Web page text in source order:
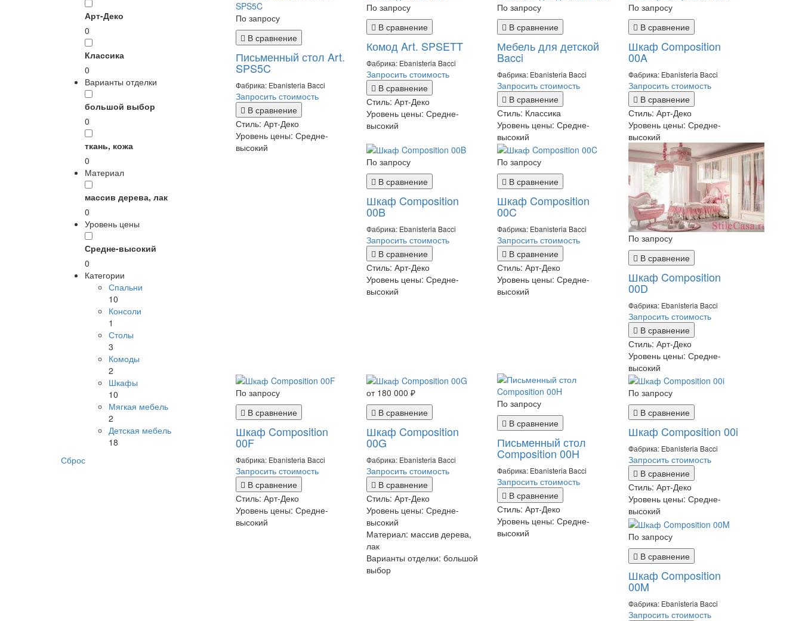
Арт-Деко
0
Классика
0
Варианты отделки
большой выбор
0
ткань, кожа
0
Материал
массив дерева, лак
0
Уровень цены
Средне-высокий
0
Категории
Спальни
10
Консоли
1
Столы
3
Комоды
2
Шкафы
10
Мягкая мебель
2
Детская мебель
18
Сброс
По запросу
В сравнение
Письменный стол Art.
SPS5C
Фабрика: Ebanisteria Bacci
Запросить стоимость
В сравнение
Стиль: Арт-Деко
Уровень цены: Средне-
высокий
По запросу
В сравнение
Комод Art. SPSETT
Фабрика: Ebanisteria Bacci
Запросить стоимость
В сравнение
Стиль: Арт-Деко
Уровень цены: Средне-
высокий
По запросу
В сравнение
Мебель для детской
Bacci
Фабрика: Ebanisteria Bacci
Запросить стоимость
В сравнение
Стиль: Классика
Уровень цены:Средне-
высокий
По запросу
В сравнение
Шкаф Composition
00A
Фабрика: Ebanisteria Bacci
Запросить стоимость
В сравнение
Стиль: Арт-Деко
Уровень цены: Средне-
высокий
По запросу
В сравнение
Шкаф Composition
00B
Фабрика: Ebanisteria Bacci
Запросить стоимость
В сравнение
Стиль: Арт-Деко
Уровень цены: Средне-
высокий
По запросу
В сравнение
Шкаф Composition
00C
Фабрика: Ebanisteria Bacci
Запросить стоимость
В сравнение
Стиль:Арт-Деко
Уровень цены:Средне-
высокий
По запросу
В сравнение
Шкаф Composition
00D
Фабрика: Ebanisteria Bacci
Запросить стоимость
В сравнение
Стиль: Арт-Деко
Уровень цены: Средне-
высокий
По запросу
В сравнение
Шкаф Composition
00F
Фабрика: Ebanisteria Bacci
Запросить стоимость
В сравнение
Стиль: Арт-Деко
Уровень цены: Средне-
высокий
от 180 000 ₽
В сравнение
Шкаф Composition
00G
Фабрика: Ebanisteria Bacci
Запросить стоимость
В сравнение
Стиль: Арт-Деко
Уровень цены: Средне-
высокий
Материал: массив дерева,
лак
Варианты отделки: большой
выбор
По запросу
В сравнение
Письменный стол
Composition 00H
Фабрика: Ebanisteria Bacci
Запросить стоимость
В сравнение
Стиль:Арт-Деко
Уровень цены:Средне-
высокий
По запросу
В сравнение
Шкаф Composition 00i
Фабрика: Ebanisteria Bacci
Запросить стоимость
В сравнение
Стиль: Арт-Деко
Уровень цены: Средне-
высокий
По запросу
В сравнение
Шкаф Composition
00M
Фабрика: Ebanisteria Bacci
Запросить стоимость